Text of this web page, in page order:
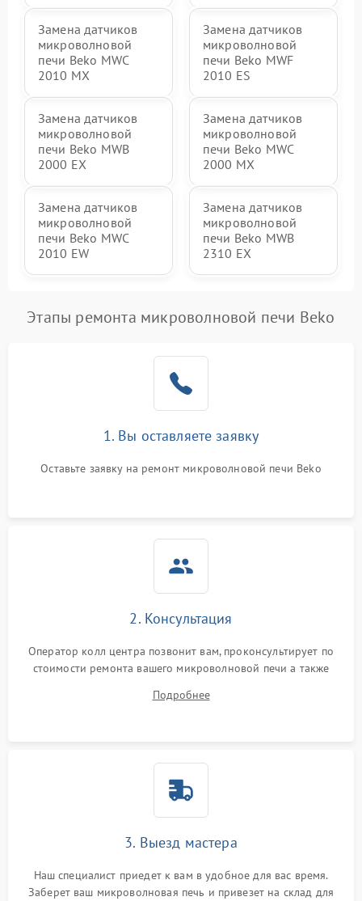
Замена датчиков
микроволновой
печи Beko MWC
2010 MX
Замена датчиков
микроволновой
печи Beko MWF
2010 ES
Замена датчиков
микроволновой
печи Beko MWB
2000 EX
Замена датчиков
микроволновой
печи Beko MWC
2000 MX
Замена датчиков
микроволновой
печи Beko MWC
2010 EW
Замена датчиков
микроволновой
печи Beko MWB
2310 EX
Этапы ремонта микроволновой печи Beko
1. Вы оставляете заявку
Оставьте заявку на ремонт микроволновой печи Beko
2. Консультация
Оператор колл центра позвонит вам, проконсультирует по
стоимости ремонта вашего микроволновой печи а также
Подробнее
3. Выезд мастера
Наш специалист приедет к вам в удобное для вас время.
Заберет ваш микроволновая печь и привезет на склад для